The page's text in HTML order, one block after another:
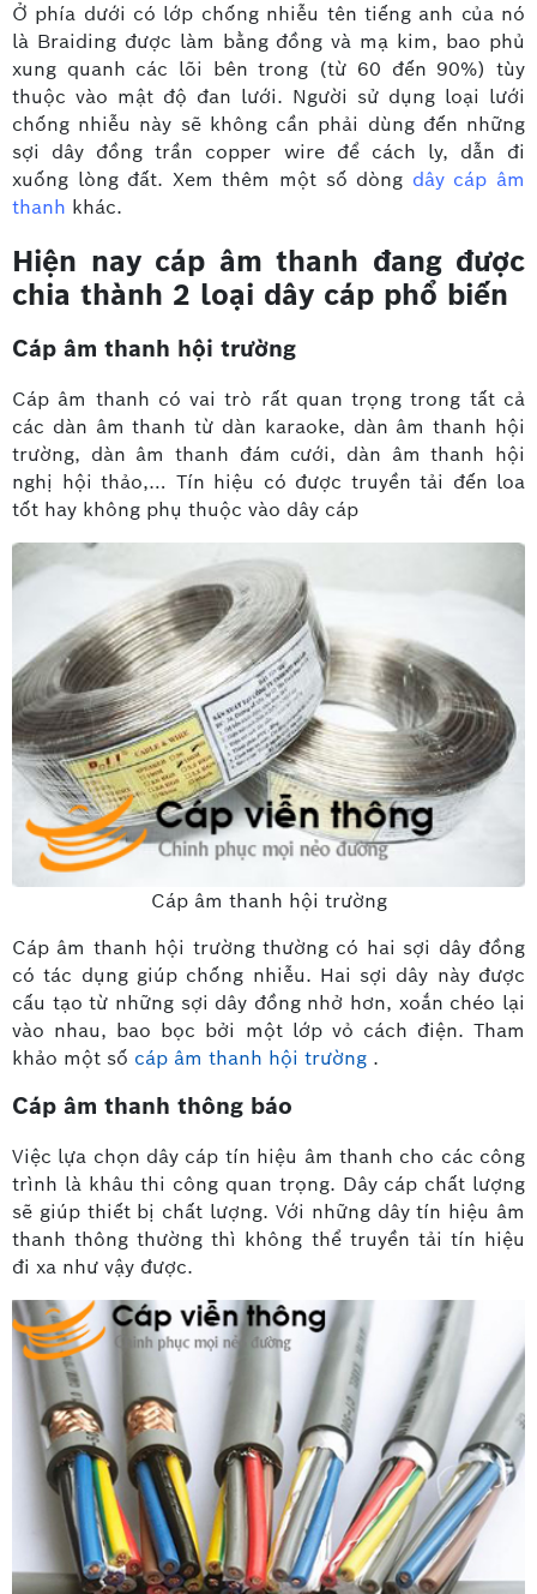
Ở phía dưới có lớp chống nhiễu tên tiếng anh của nó
là Braiding được làm bằng đồng và mạ kim, bao phủ
xung quanh các lõi bên trong (từ 60 đến 90%) tùy
thuộc vào mật độ đan lưới. Người sử dụng loại lưới
chống nhiễu này sẽ không cần phải dùng đến những
sợi dây đồng trần copper wire để cách ly, dẫn đi
xuống lòng đất. Xem thêm một số dòng dây cáp âm
thanh khác.
Hiện nay cáp âm thanh đang được
chia thành 2 loại dây cáp phổ biến
Cáp âm thanh hội trường
Cáp âm thanh có vai trò rất quan trọng trong tất cả
các dàn âm thanh từ dàn karaoke, dàn âm thanh hội
trường, dàn âm thanh đám cưới, dàn âm thanh hội
nghị hội thảo,… Tín hiệu có được truyền tải đến loa
tốt hay không phụ thuộc vào dây cáp
Cáp âm thanh hội trường
Cáp âm thanh hội trường thường có hai sợi dây đồng
có tác dụng giúp chống nhiễu. Hai sợi dây này được
cấu tạo từ những sợi dây đồng nhở hơn, xoắn chéo lại
vào nhau, bao bọc bởi một lớp vỏ cách điện. Tham
khảo một số cáp âm thanh hội trường .
Cáp âm thanh thông báo
Việc lựa chọn dây cáp tín hiệu âm thanh cho các công
trình là khâu thi công quan trọng. Dây cáp chất lượng
sẽ giúp thiết bị chất lượng. Với những dây tín hiệu âm
thanh thông thường thì không thể truyền tải tín hiệu
đi xa như vậy được.